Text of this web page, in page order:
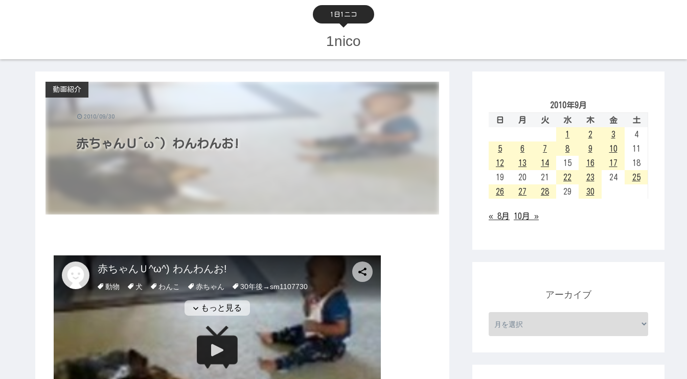
1日1ニコ
1nico
赤ちゃんＵ^ω^) わんわんお!
動画紹介
2010/09/30
2010年9月
日
月 火 水 木 金
土
1
2 3
4
5
6 7 8 9 10
11
12
13 14 15 16 17
18
19
20 21 22 23 24
25
26
27 28 29 30
« 8月 10月 »
アーカイブ